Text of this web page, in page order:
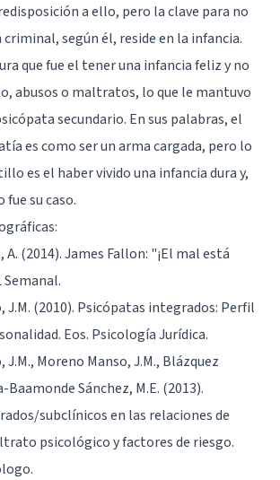
a ello, pero la clave para no
según él, reside en la infancia.
que fue el tener una infancia feliz y no
abusos o maltratos, lo que le mantuvo
secundario. En sus palabras, el
es como ser un arma cargada, pero lo
es el haber vivido una infancia dura y,
fue su caso.
A. (2014). James Fallon: "¡El mal está
Semanal.
J.M. (2010). Psicópatas integrados: Perfil
Eos. Psicología Jurídica.
Moreno Manso, J.M., Blázquez
Baamonde Sánchez, M.E. (2013).
subclínicos en las relaciones de
psicológico y factores de riesgo.